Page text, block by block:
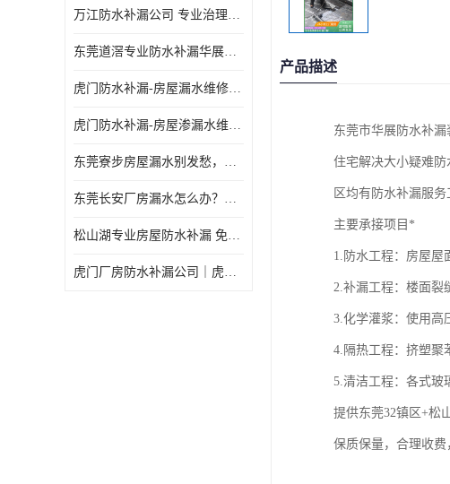
万江防水补漏公司 专业治理各项建筑物渗漏水 精准选材 快速止水
东莞道滘专业防水补漏华展防水更专业，及时高效，五年质保
虎门防水补漏-房屋漏水维修 免费上门提供方案 高效解决渗漏水问题
虎门防水补漏-房屋渗漏水维修 免费上门提供方案 验收合格再收费
东莞寮步房屋漏水别发愁，华展防水为您解烦忧！
东莞长安厂房漏水怎么办？华展防水24小时解决渗漏难题
松山湖专业房屋防水补漏 免费上门看现场，快速提供可靠方案
虎门厂房防水补漏公司｜虎门专修厂房渗漏水｜虎门楼面漏水补漏
产品描述
东莞市华展防水补
住宅解决大小疑难
区均有防水补漏服
主要承接项目*
1.防水工程：房屋屋
2.补漏工程：楼面裂
3.化学灌浆：使用高
4.隔热工程：挤塑聚
5.清洁工程：各式玻
提供东莞32镇区+松
保质保量，合理收